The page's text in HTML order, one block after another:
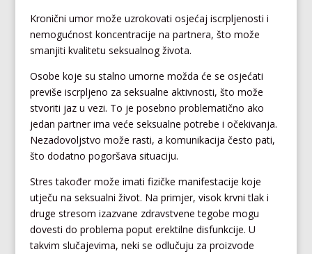
Kronični umor može uzrokovati osjećaj iscrpljenosti i
nemogućnost koncentracije na partnera, što može
smanjiti kvalitetu seksualnog života.
Osobe koje su stalno umorne možda će se osjećati
previše iscrpljeno za seksualne aktivnosti, što može
stvoriti jaz u vezi. To je posebno problematično ako
jedan partner ima veće seksualne potrebe i očekivanja.
Nezadovoljstvo može rasti, a komunikacija često pati,
što dodatno pogoršava situaciju.
Stres također može imati fizičke manifestacije koje
utječu na seksualni život. Na primjer, visok krvni tlak i
druge stresom izazvane zdravstvene tegobe mogu
dovesti do problema poput erektilne disfunkcije. U
takvim slučajevima, neki se odlučuju za proizvode